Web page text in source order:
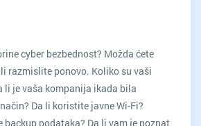
cyber bezbednost? Možda ćete
razmislite ponovo. Koliko su vaši
li je vaša kompanija ikada bila
Da li koristite javne Wi-Fi?
backup podataka? Da li vam je poznat